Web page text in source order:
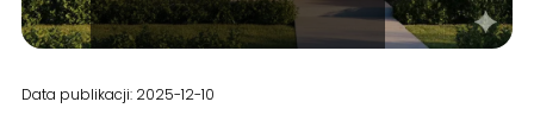
Data publikacji: 2025-12-10